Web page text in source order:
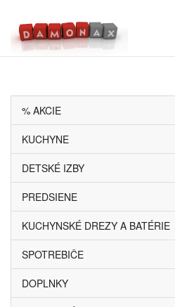
% AKCIE
KUCHYNE
DETSKÉ IZBY
PREDSIENE
KUCHYNSKÉ DREZY A BATÉRIE
SPOTREBIČE
DOPLNKY